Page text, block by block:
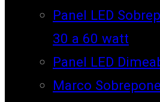
Panel LED
30 a 60 watt
Panel LED
Marco